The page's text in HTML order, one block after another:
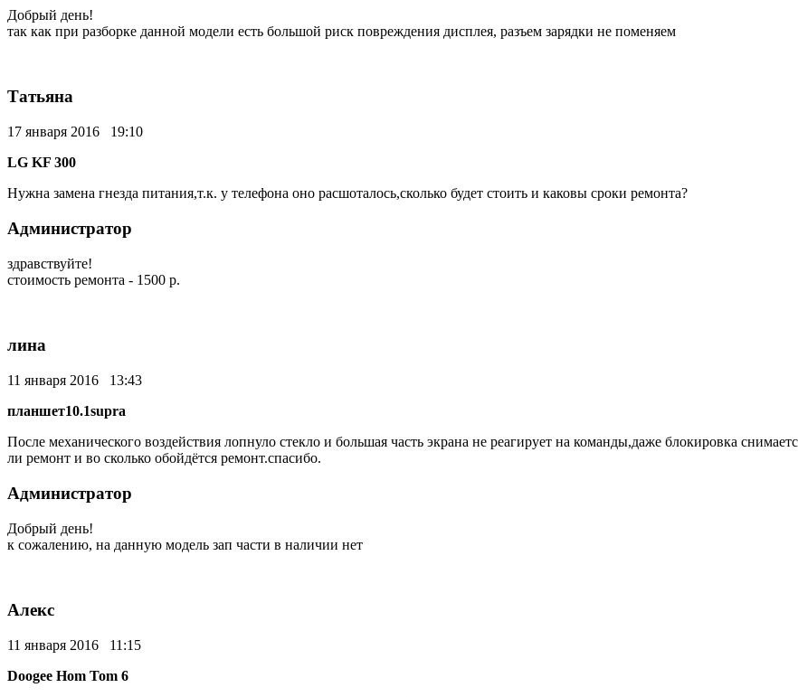
Добрый день!
так как при разборке данной модели есть большой риск повреждения дисплея, разъем зарядки не поменяем
Татьяна
17 января 2016 19:10
LG KF 300
Нужна замена гнезда питания,т.к. у телефона оно расшоталось,сколько будет стоить и каковы сроки ремонта?
Администратор
здравствуйте!
стоимость ремонта - 1500 р.
лина
11 января 2016 13:43
планшет10.1supra
После механического воздействия лопнуло стекло и большая часть экрана не реагирует на команды,даже блокировка
ли ремонт и во сколько обойдётся ремонт.спасибо.
Администратор
Добрый день!
к сожалению, на данную модель зап части в наличии нет
Алекс
11 января 2016 11:15
Doogee Hom Tom 6